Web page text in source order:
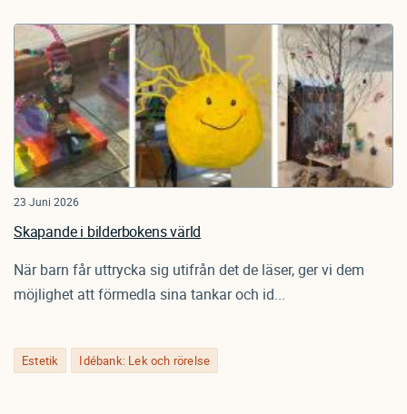
Estetik Idébank: Lek och rörelse
23 Juni 2026
Skapande i bilderbokens värld
När barn får uttrycka sig utifrån det de läser, ger vi dem
möjlighet att förmedla sina tankar och id...